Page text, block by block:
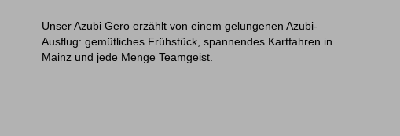
Unser Azubi Gero erzählt von einem gelungenen Azubi-
Ausflug: gemütliches Frühstück, spannendes Kartfahren in
Mainz und jede Menge Teamgeist.